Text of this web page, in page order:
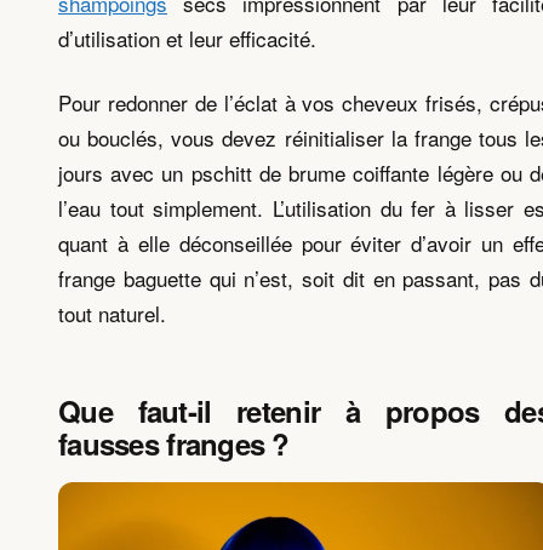
d’utilisation et leur efficacité.
Pour redonner de l’éclat à vos cheveux frisés,
ou bouclés, vous devez réinitialiser la frange tous
jours avec un pschitt de brume coiffante légère ou
l’eau tout simplement. L’utilisation du fer à lisser
quant à elle déconseillée pour éviter d’avoir un
frange baguette qui n’est, soit dit en passant, pas
tout naturel.
Que faut-il retenir à propos
fausses franges ?